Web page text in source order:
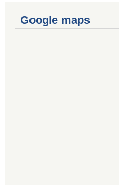
Google maps